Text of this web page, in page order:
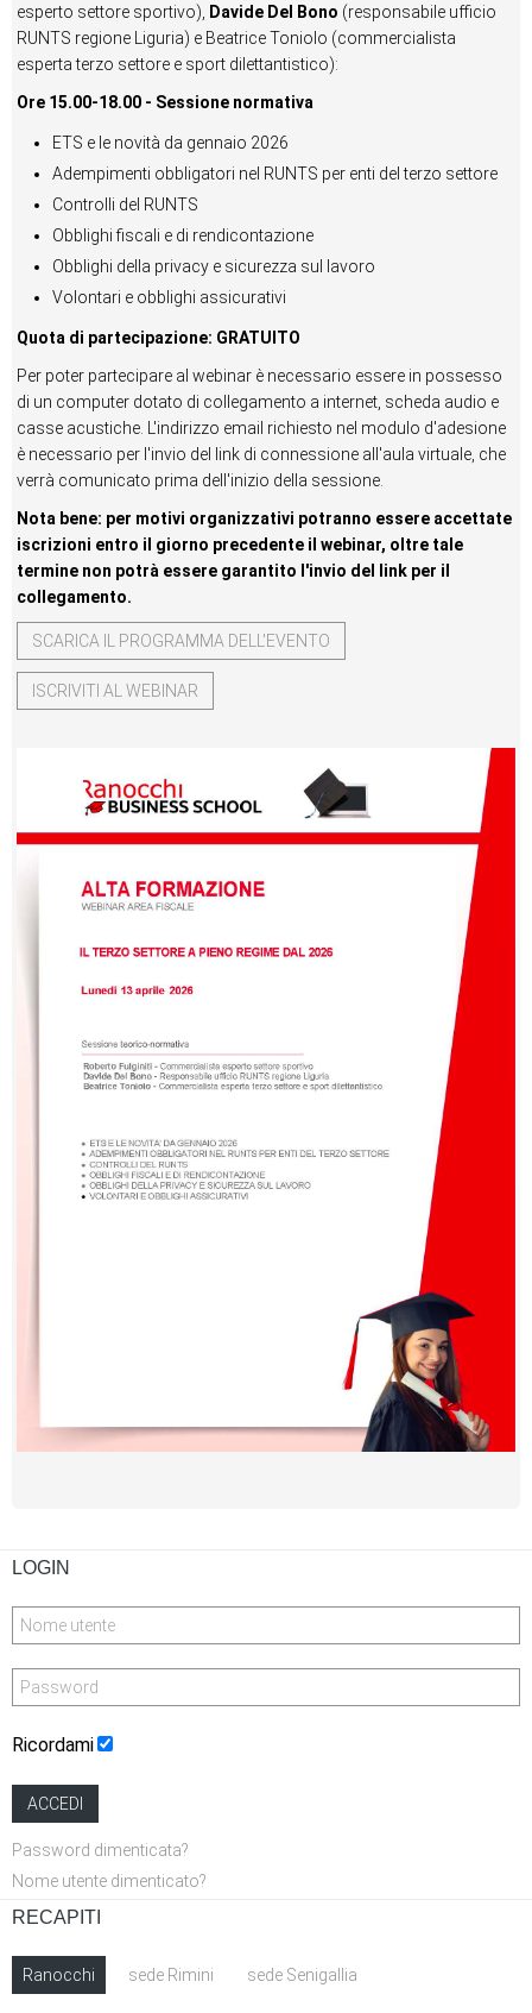
esperto settore sportivo),
Davide Del Bono (responsabile ufficio
RUNTS regione Liguria) e Beatrice Toniolo (commercialista
esperta terzo settore e sport dilettantistico):
Ore 15.00-18.00 - Sessione normativa
ETS e le novità da gennaio 2026
Adempimenti obbligatori nel RUNTS per enti del terzo settore
Controlli del RUNTS
Obblighi fiscali e di rendicontazione
Obblighi della privacy e sicurezza sul lavoro
Volontari e obblighi assicurativi
Quota di partecipazione: GRATUITO
Per poter partecipare al webinar è necessario essere in possesso
di un computer dotato di collegamento a internet, scheda audio e
casse acustiche. L'indirizzo email richiesto nel modulo d'adesione
è necessario per l'invio del link di connessione all'aula virtuale, che
verrà comunicato prima dell'inizio della sessione.
Nota bene: per motivi organizzativi potranno essere accettate
iscrizioni entro il giorno precedente il webinar, oltre tale
termine non potrà essere garantito l'invio del link per il
collegamento.
SCARICA IL PROGRAMMA DELL'EVENTO
ISCRIVITI AL WEBINAR
LOGIN
Ricordami
ACCEDI
Password dimenticata?
Nome utente dimenticato?
RECAPITI
Ranocchi sede Rimini sede Senigallia